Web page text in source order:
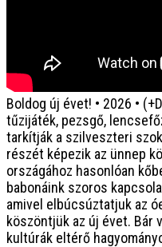
Boldog új évet! • 2026 •
tűzijáték, pezsgő,
tarkítják a szilveszteri
részét képezik az ünnep
országához hasonlóan
babonáink szoros
amivel elbúcsúztatjuk az
köszöntjük az új évet. Bár
kultúrák eltérő